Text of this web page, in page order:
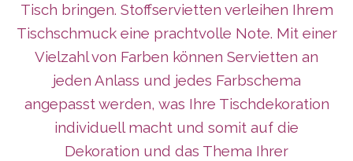
Tisch bringen. Stoffservietten verleihen Ihrem
Tischschmuck eine prachtvolle Note. Mit einer
Vielzahl von Farben können Servietten an
jeden Anlass und jedes Farbschema
angepasst werden, was Ihre Tischdekoration
individuell macht und somit auf die
Dekoration und das Thema Ihrer